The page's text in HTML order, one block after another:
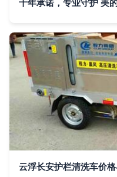
云浮长安护栏清洗车价